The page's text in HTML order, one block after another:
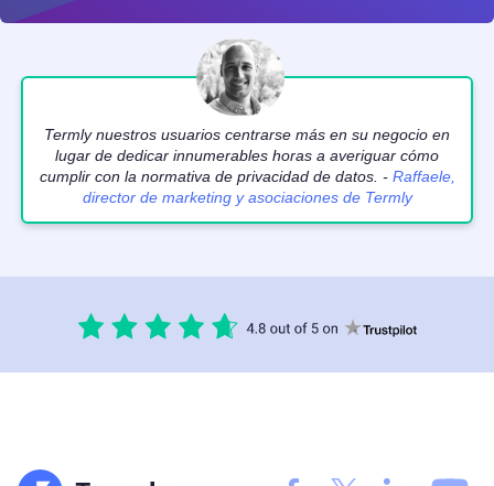
Termly nuestros usuarios centrarse más en su negocio en
lugar de dedicar innumerables horas a averiguar cómo
cumplir con la normativa de privacidad de datos. - Raffaele,
director de marketing y asociaciones de Termly